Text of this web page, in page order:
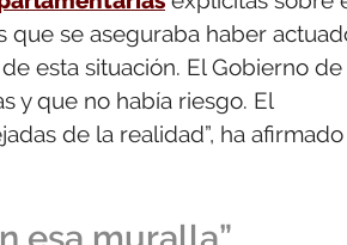
que se aseguraba haber
esta situación. El Gobierno de
y que no había riesgo. El
de la realidad”, ha